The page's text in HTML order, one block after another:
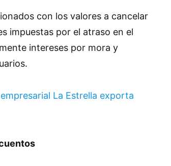
con los valores a cancelar
impuestas por el atraso en el
intereses por mora y
La Estrella exporta